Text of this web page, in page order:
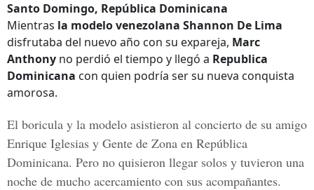
Santo Domingo, República Dominicana
Mientras la modelo venezolana Shannon De Lima
disfrutaba del nuevo año con su expareja, Marc
Anthony no perdió el tiempo y llegó a Republica
Dominicana con quien podría ser su nueva conquista
amorosa.
El boricula y la modelo asistieron al concierto de su amigo
Enrique Iglesias y Gente de Zona en República
Dominicana. Pero no quisieron llegar solos y tuvieron una
noche de mucho acercamiento con sus acompañantes.